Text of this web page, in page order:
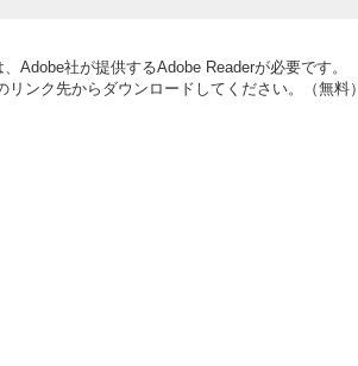
Adobe社が提供するAdobe Readerが必要です。
ンク先からダウンロードしてください。（無料）